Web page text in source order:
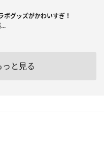
ボグッズがかわいすぎ！
と見る